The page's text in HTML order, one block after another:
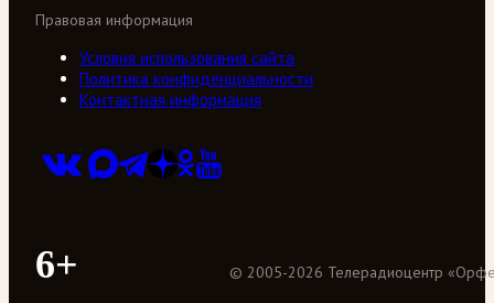
Правовая информация
Условия использования сайта
Политика конфиденциальности
Контактная информация
6+ © 2005-2026 Телерадиоцентр